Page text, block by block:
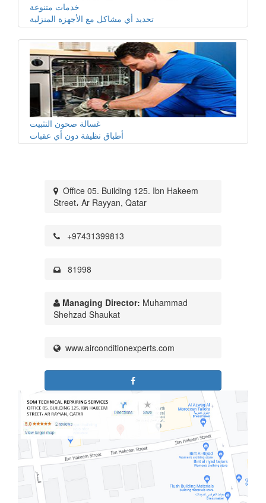
خدمات متنوعة
تحديد أي مشاكل مع الأجهزة المنزلية
غسالة صحون التثبيت
أطباق نظيفة دون أي عقبات
Office 05. Building 125. Ibn Hakeem
Street، Ar Rayyan, Qatar
+97431399813
81998
Managing Director: Muhammad
Shehzad Shaukat
www.airconditionexperts.com